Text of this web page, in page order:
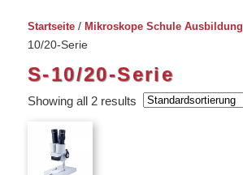
Inhalt
springen
Inhalt
springen
Startseite / Mikroskope Schule Ausbildung
10/20-Serie
S-10/20-Serie
Showing all 2 results